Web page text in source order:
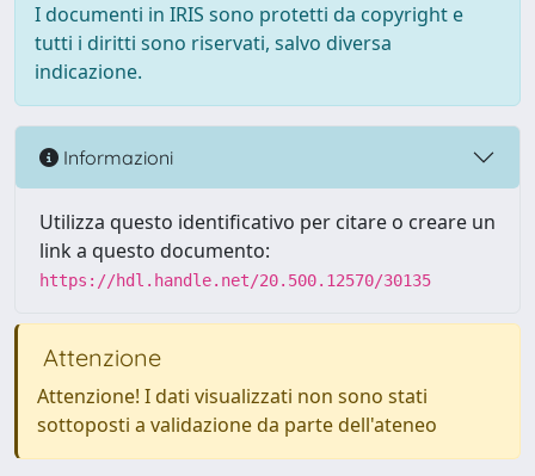
I documenti in IRIS sono protetti da copyright e
tutti i diritti sono riservati, salvo diversa
indicazione.
Informazioni
Utilizza questo identificativo per citare o creare un
link a questo documento:
https://hdl.handle.net/20.500.12570/30135
Attenzione
Attenzione! I dati visualizzati non sono stati
sottoposti a validazione da parte dell'ateneo